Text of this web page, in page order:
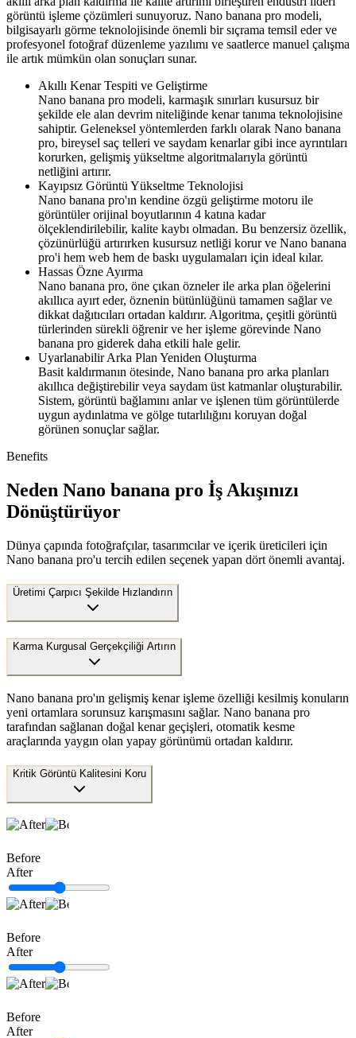
görüntü işleme çözümleri sunuyoruz. Nano banana pro modeli,
bilgisayarlı görme teknolojisinde önemli bir sıçrama temsil eder ve
profesyonel fotoğraf düzenleme yazılımı ve saatlerce manuel çalışma
ile artık mümkün olan sonuçları sunar.
Akıllı Kenar Tespiti ve Geliştirme
Nano banana pro modeli, karmaşık sınırları kusursuz bir
şekilde ele alan devrim niteliğinde kenar tanıma teknolojisine
sahiptir. Geleneksel yöntemlerden farklı olarak Nano banana
pro, bireysel saç telleri ve saydam kenarlar gibi ince ayrıntıları
korurken, gelişmiş yükseltme algoritmalarıyla görüntü
netliğini artırır.
Kayıpsız Görüntü Yükseltme Teknolojisi
Nano banana pro'ın kendine özgü geliştirme motoru ile
görüntüler orijinal boyutlarının 4 katına kadar
ölçeklendirilebilir, kalite kaybı olmadan. Bu benzersiz özellik,
çözünürlüğü artırırken kusursuz netliği korur ve Nano banana
pro'i hem web hem de baskı uygulamaları için ideal kılar.
Hassas Özne Ayırma
Nano banana pro, öne çıkan özneler ile arka plan öğelerini
akıllıca ayırt eder, öznenin bütünlüğünü tamamen sağlar ve
dikkat dağıtıcıları ortadan kaldırır. Algoritma, çeşitli görüntü
türlerinden sürekli öğrenir ve her işleme görevinde Nano
banana pro giderek daha etkili hale gelir.
Uyarlanabilir Arka Plan Yeniden Oluşturma
Basit kaldırmanın ötesinde, Nano banana pro arka planları
akıllıca değiştirebilir veya saydam üst katmanlar oluşturabilir.
Sistem, görüntü bağlamını anlar ve işlenen tüm görüntülerde
uygun aydınlatma ve gölge tutarlılığını koruyan doğal
görünen sonuçlar sağlar.
Benefits
Neden Nano banana pro İş Akışınızı
Dönüştürüyor
Dünya çapında fotoğrafçılar, tasarımcılar ve içerik üreticileri için
Nano banana pro'u tercih edilen seçenek yapan dört önemli avantaj.
Üretimi Çarpıcı Şekilde Hızlandırın
Karma Kurgusal Gerçekçiliği Artırın
Nano banana pro'ın gelişmiş kenar işleme özelliği kesilmiş konuların
yeni ortamlara sorunsuz karışmasını sağlar. Nano banana pro
tarafından sağlanan doğal kenar geçişleri, otomatik kesme
araçlarında yaygın olan yapay görünümü ortadan kaldırır.
Kritik Görüntü Kalitesini Koru
Before
After
Before
After
Before
After